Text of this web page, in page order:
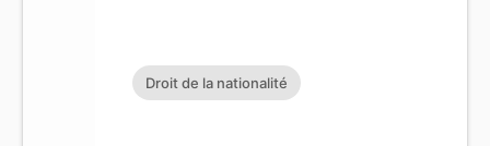
Droit de la nationalité